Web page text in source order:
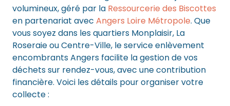
volumineux, géré par la Ressourcerie des Biscottes
en partenariat avec Angers Loire Métropole. Que
vous soyez dans les quartiers Monplaisir, La
Roseraie ou Centre-Ville, le service enlèvement
encombrants Angers facilite la gestion de vos
déchets sur rendez-vous, avec une contribution
financière. Voici les détails pour organiser votre
collecte :